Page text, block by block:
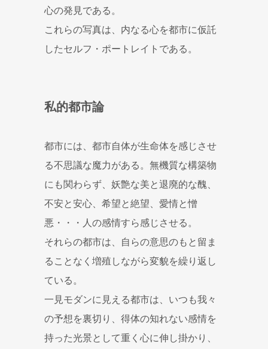
心の発見である。
これらの写真は、内なる心を都市に仮託
したセルフ・ポートレイトである。
私的都市論
都市には、都市自体が生命体を感じさせ
る不思議な魔力がある。無機質な構築物
にも関わらず、妖艶な美と退廃的な醜、
不安と安心、希望と絶望、愛情と憎
悪・・・人の感情すら感じさせる。
それらの都市は、自らの意思のもと留ま
ることなく増殖しながら変貌を繰り返し
ている。
一見モダンに見える都市は、いつも我々
の予想を裏切り、得体の知れない感情を
持った光景として重く心に伸し掛かり、